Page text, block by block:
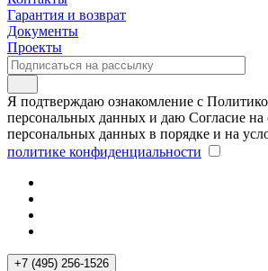
Гарантия и возврат
Документы
Проекты
Я подтверждаю ознакомление с
персональных данных и даю Согласие на
персональных данных в порядке и на
политике конфиденциальности
+7 (495) 256-1526